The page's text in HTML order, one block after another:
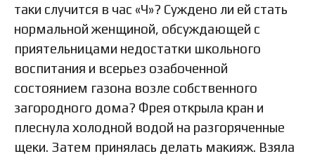
таки случится в час «Ч»? Суждено ли ей стать
нормальной женщиной, обсуждающей с
приятельницами недостатки школьного
воспитания и всерьез озабоченной
состоянием газона возле собственного
загородного дома? Фрея открыла кран и
плеснула холодной водой на разгоряченные
щеки. Затем принялась делать макияж. Взяла